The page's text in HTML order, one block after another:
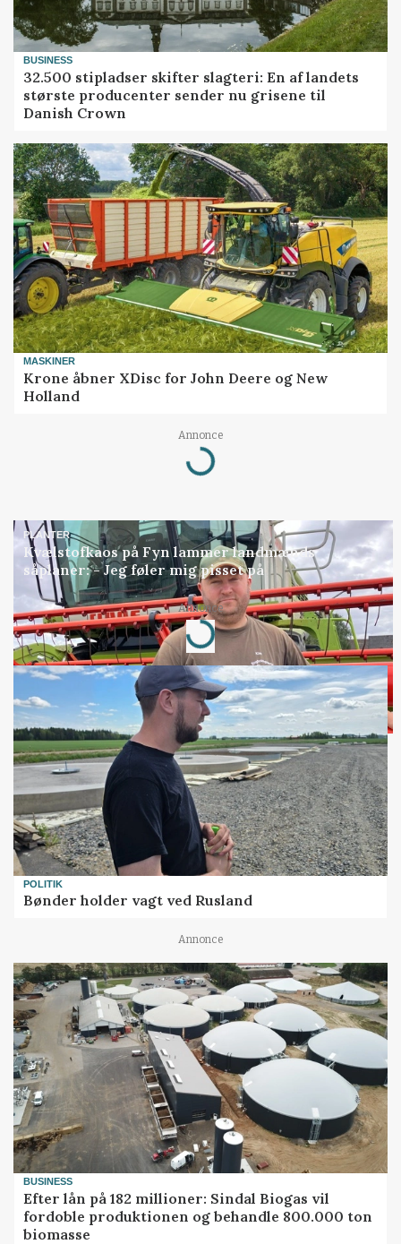
BUSINESS
32.500 stipladser skifter slagteri: En af landets
største producenter sender nu grisene til
Danish Crown
MASKINER
Krone åbner XDisc for John Deere og New
Holland
Annonce
Loading...
PLANTER
Kvælstofkaos på Fyn lammer landmænds
såplaner: - Jeg føler mig pisset på
Annonce
Loading...
POLITIK
Bønder holder vagt ved Rusland
Annonce
BUSINESS
Efter lån på 182 millioner: Sindal Biogas vil
fordoble produktionen og behandle 800.000 ton
biomasse